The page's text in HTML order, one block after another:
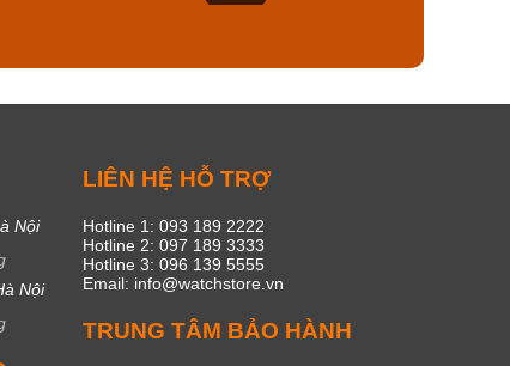
Nội
Nội
LIÊN HỆ HỖ TRỢ
Hotline 1: 093 189 2222
Hotline 2: 097 189 3333
Hotline 3: 096 139 5555
Email: info@watchstore.vn
TRUNG TÂM BẢO HÀNH